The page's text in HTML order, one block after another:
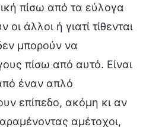
πίσω από τα εύλογα
άλλοι ή γιατί τίθενται
μπορούν να
πίσω από αυτό. Είναι
έναν απλό
επίπεδο, ακόμη κι αν
αμέτοχοι,